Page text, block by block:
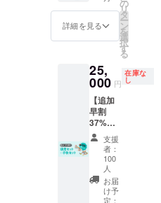
格
￥13,00
0→￥10
,850 発
月上旬
に予定
してい
ます。
詳細を見る
の
リ
タ
ー
ン
を
選
択
す
る
25,
000 円
在庫な
し
【追加
早割
37%OF
F】先着
100セッ
ト限定
・送
料・税
込の価
支援
者：
100
人
お届
け予
定：